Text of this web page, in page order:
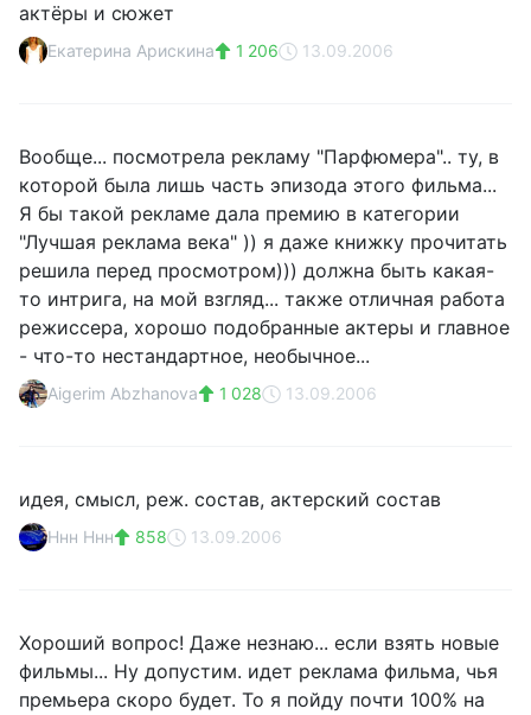
актёры и сюжет
Екатерина Арискина 1 206 13.09.2006
Вообще... посмотрела рекламу "Парфюмера".. ту, в
которой была лишь часть эпизода этого фильма...
Я бы такой рекламе дала премию в категории
"Лучшая реклама века" )) я даже книжку прочитать
решила перед просмотром))) должна быть какая-
то интрига, на мой взгляд... также отличная работа
режиссера, хорошо подобранные актеры и главное
- что-то нестандартное, необычное...
Aigerim Abzhanova 1 028 13.09.2006
идея, смысл, реж. состав, актерский состав
Ннн Ннн 858 13.09.2006
Хороший вопрос! Даже незнаю... если взять новые
фильмы... Ну допустим. идет реклама фильма, чья
премьера скоро будет. То я пойду почти 100% на